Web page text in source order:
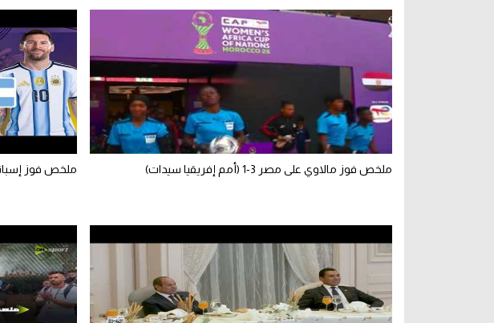
ملخص فوز مالاوي على مصر 3-1 (أمم إفريقيا سيدات) ملخص فوز إسبانيا على